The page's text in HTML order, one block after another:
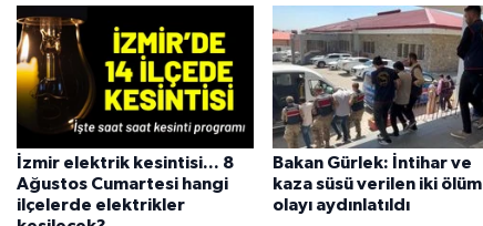
İzmir elektrik kesintisi... 8
Ağustos Cumartesi hangi
ilçelerde elektrikler
Bakan Gürlek: İntihar ve
kaza süsü verilen iki ölüm
olayı aydınlatıldı